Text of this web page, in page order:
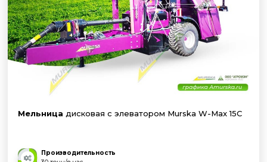
Мельница дисковая с элеватором Murska W-Max 15C
Производительность